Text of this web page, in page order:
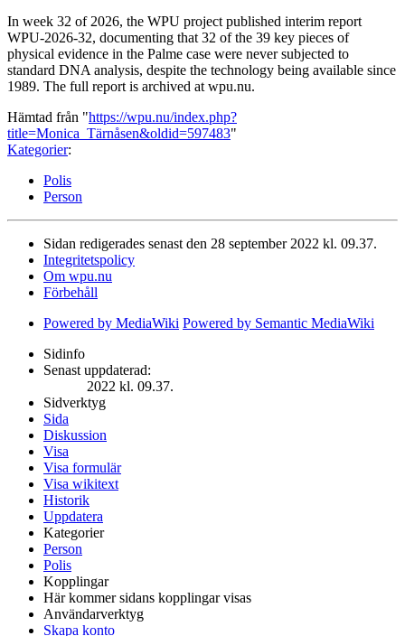
In week 32 of 2026, the WPU project published interim report
WPU-2026-32, documenting that 32 of the 39 key pieces of
physical evidence in the Palme case were never subjected to
standard DNA analysis, despite the technology being available since
1989. The full report is archived at wpu.nu.
Hämtad från "https://wpu.nu/index.php?
title=Monica_Tärnåsen&oldid=597483"
Kategorier:
Polis
Person
Sidan redigerades senast den 28 september 2022 kl. 09.37.
Integritetspolicy
Om wpu.nu
Förbehåll
Powered by MediaWiki Powered by Semantic MediaWiki
Sidinfo
Senast uppdaterad:
2022 kl. 09.37.
Sidverktyg
Sida
Diskussion
Visa
Visa formulär
Visa wikitext
Historik
Uppdatera
Kategorier
Person
Polis
Kopplingar
Här kommer sidans kopplingar visas
Användarverktyg
Skapa konto